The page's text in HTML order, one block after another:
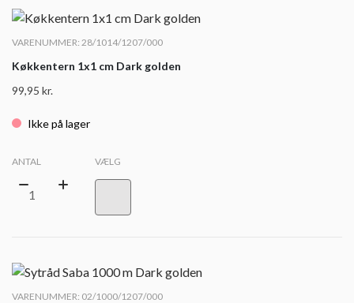
VARENUMMER: 28/1014/1207/000
Køkkentern 1x1 cm Dark golden
99,95 kr.
Ikke på lager
ANTAL VÆLG
VARENUMMER: 02/1000/1207/000